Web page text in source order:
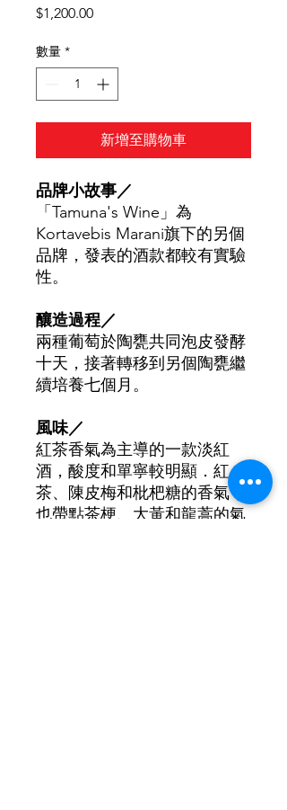
$1,200.00價
數量 *
新增至購物車
品牌小故事／
「Tamuna's Wine」為
Kortavebis Marani旗下的另個
品牌，發表的酒款都較有實驗
性。
釀造過程／
兩種葡萄於陶甕共同泡皮發酵
十天，接著轉移到另個陶甕繼
續培養七個月。
風味／
紅茶香氣為主導的一款淡紅
酒，酸度和單寧較明顯．紅
茶、陳皮梅和枇杷糖的香氣，
也帶點茶梗、大黃和龍蒿的氣